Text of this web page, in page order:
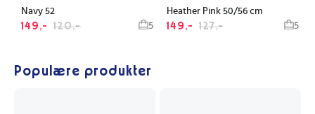
Navy 52
149,- 120,- 5
Heather Pink 50/56 cm
149,- 127,- 5
Populære produkter